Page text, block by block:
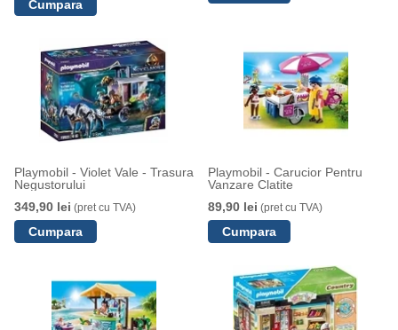
Playmobil - Violet Vale - Trasura
Negustorului
349,90 lei (pret cu TVA)
Playmobil - Carucior Pentru
Vanzare Clatite
89,90 lei (pret cu TVA)